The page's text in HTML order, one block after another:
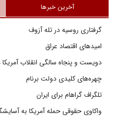
آخرین خبرها
گرفتاری روسیه در تله آزوف
امیدهای اقتصاد عراق
دویست و پنجاه سالگی انقلاب آمریکا
چهره‌های کلیدی دولت برنام
تلگراف گراهام برای ایران
واکاوی حقوقی حمله آمریکا به